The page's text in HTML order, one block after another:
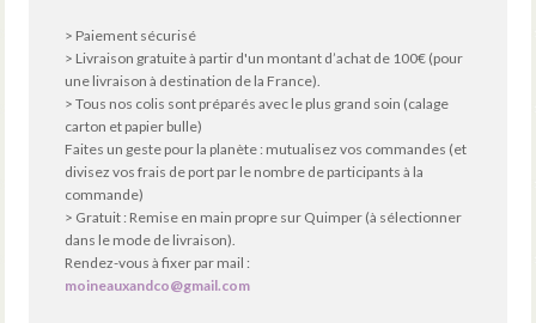
> Paiement sécurisé
> Livraison gratuite à partir d'un montant d’achat de 100€ (pour
une livraison à destination de la France).
> Tous nos colis sont préparés avec le plus grand soin (calage
carton et papier bulle)
Faites un geste pour la planète : mutualisez vos commandes (et
divisez vos frais de port par le nombre de participants à la
commande)
> Gratuit : Remise en main propre sur Quimper (à sélectionner
dans le mode de livraison).
Rendez-vous à fixer par mail :
moineauxandco@gmail.com